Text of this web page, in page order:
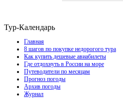
Тур-Календарь
Главная
8 шагов по покупке недорогого тура
Как купить дешевые авиабилеты
Где отдохнуть в России на море
Путеводители по месяцам
Прогноз погоды
Архив погоды
Журнал